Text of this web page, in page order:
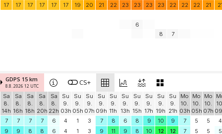
17 17 17 17 17 17 19 20 21 22 23 23 23 23 22 22 22 21
6
8
7
GDPS 15 km
8.8. 2026 12 UTC CS+
Sa
8.
14h
Sa
8.
16h
Sa
8.
18h
Sa
8.
20h
Sa
8.
22h
Su
9.
03h
Su
9.
05h
Su
9.
07h
Su
9.
09h
Su
9.
11h
Su
9.
13h
Su
9.
15h
Su
9.
17h
Su
9.
19h
Su
9.
21h
Mo
10.
03h
Mo
10.
05h
Mo
10.
07h
7
7 7 7 6 4 1 3 7 8 6 8 9 10 9 7 5 5
4
9
9 8 8 6 4 1 3 9 11 9 8 10 12 12 7 5 5 5